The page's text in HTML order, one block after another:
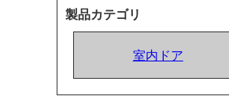
製品カテゴリ
室内ドア